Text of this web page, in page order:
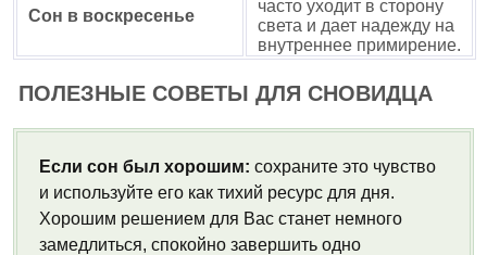
Сон в воскресенье
часто уходит в сторону
света и дает надежду на
внутреннее примирение.
ПОЛЕЗНЫЕ СОВЕТЫ ДЛЯ СНОВИДЦА
Если сон был хорошим: сохраните это чувство
и используйте его как тихий ресурс для дня.
Хорошим решением для Вас станет немного
замедлиться, спокойно завершить одно